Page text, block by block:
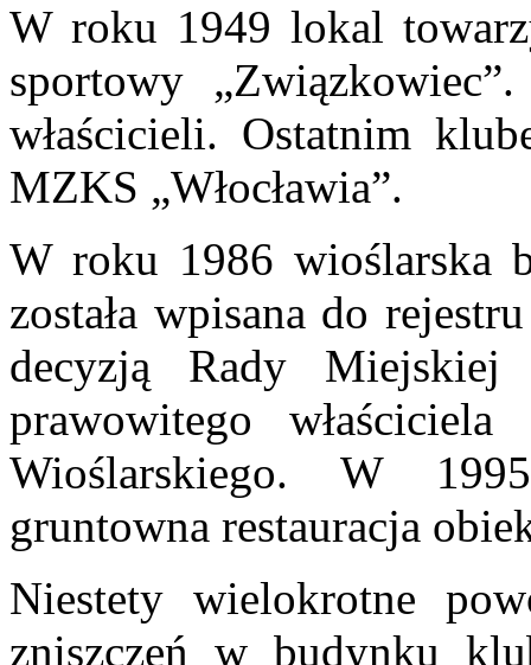
W roku 1949 lokal
sportowy „Związkowiec
właścicieli. Ostatnim
MZKS „Włocławia”.
W roku 1986 wioślarska
została wpisana do
decyzją Rady Miejskiej
prawowitego właściciela
Wioślarskiego. W
gruntowna restauracja
Niestety wielokrotne
zniszczeń w budynku